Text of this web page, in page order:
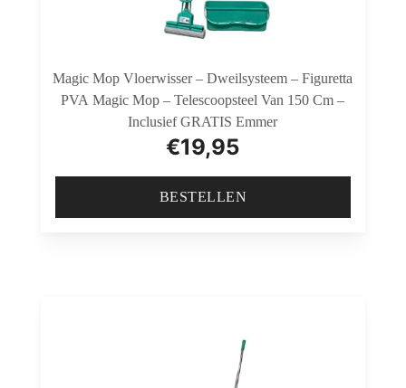
Magic Mop Vloerwisser – Dweilsysteem – Figuretta
PVA Magic Mop – Telescoopsteel Van 150 Cm –
Inclusief GRATIS Emmer
€19,95
BESTELLEN